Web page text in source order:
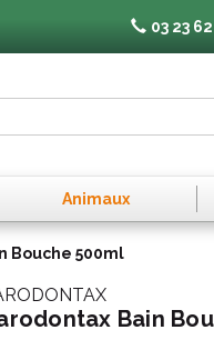
03 23
Animaux
Bouche 500ml
Bain